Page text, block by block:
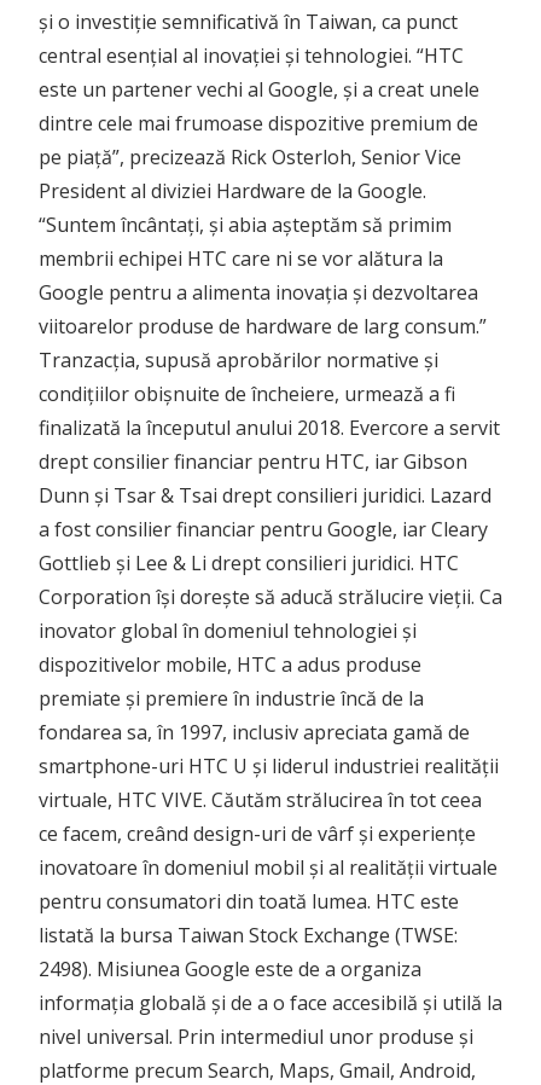
și o investiție semnificativă în Taiwan, ca punct
central esențial al inovației și tehnologiei. “HTC
este un partener vechi al Google, și a creat unele
dintre cele mai frumoase dispozitive premium de
pe piață”, precizează Rick Osterloh, Senior Vice
President al diviziei Hardware de la Google.
“Suntem încântați, și abia așteptăm să primim
membrii echipei HTC care ni se vor alătura la
Google pentru a alimenta inovația și dezvoltarea
viitoarelor produse de hardware de larg consum.”
Tranzacția, supusă aprobărilor normative și
condițiilor obișnuite de încheiere, urmează a fi
finalizată la începutul anului 2018. Evercore a servit
drept consilier financiar pentru HTC, iar Gibson
Dunn și Tsar & Tsai drept consilieri juridici. Lazard
a fost consilier financiar pentru Google, iar Cleary
Gottlieb și Lee & Li drept consilieri juridici. HTC
Corporation își dorește să aducă strălucire vieții. Ca
inovator global în domeniul tehnologiei și
dispozitivelor mobile, HTC a adus produse
premiate și premiere în industrie încă de la
fondarea sa, în 1997, inclusiv apreciata gamă de
smartphone-uri HTC U și liderul industriei realității
virtuale, HTC VIVE. Căutăm strălucirea în tot ceea
ce facem, creând design-uri de vârf și experiențe
inovatoare în domeniul mobil și al realității virtuale
pentru consumatori din toată lumea. HTC este
listată la bursa Taiwan Stock Exchange (TWSE:
2498). Misiunea Google este de a organiza
informația globală și de a o face accesibilă și utilă la
nivel universal. Prin intermediul unor produse și
platforme precum Search, Maps, Gmail, Android,